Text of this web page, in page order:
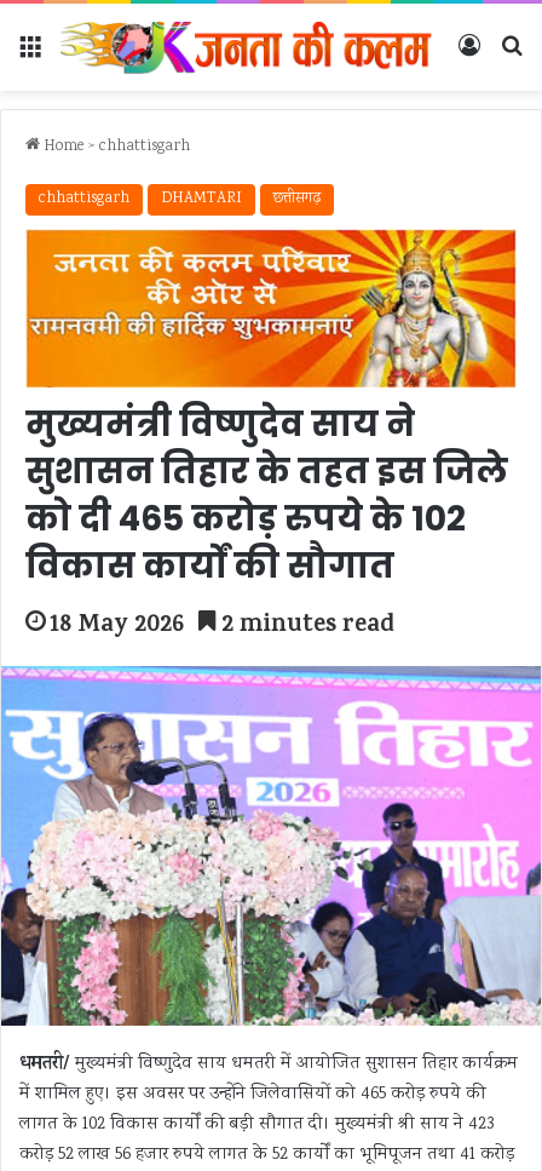
Menu Log In
Home > chhattisgarh
chhattisgarh DHAMTARI छत्तीसगढ़
मुख्यमंत्री विष्णुदेव साय ने
सुशासन तिहार के तहत इस जिले
को दी 465 करोड़ रुपये के 102
विकास कार्यों की सौगात
18 May 2026 2 minutes read
धमतरी/मुख्यमंत्री विष्णुदेव साय धमतरी में आयोजित सुशासन तिहार कार्यक्रम
में शामिल हुए। इस अवसर पर उन्होंने जिलेवासियों को 465 करोड़ रुपये की
लागत के 102 विकास कार्यों की बड़ी सौगात दी। मुख्यमंत्री श्री साय ने 423
करोड़ 52 लाख 56 हजार रुपये लागत के 52 कार्यों का भूमिपूजन तथा 41 करोड़